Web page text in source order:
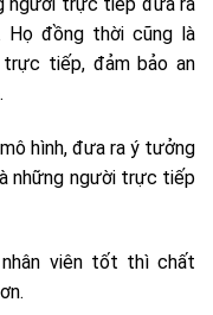
Họ đồng thời cũng là
trực tiếp, đảm bảo an
hình, đưa ra ý tưởng
những người trực tiếp
viên tốt thì chất